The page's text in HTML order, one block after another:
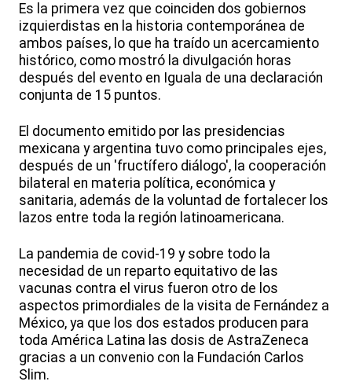
Es la primera vez que coinciden dos gobiernos
izquierdistas en la historia contemporánea de
ambos países, lo que ha traído un acercamiento
histórico, como mostró la divulgación horas
después del evento en Iguala de una declaración
conjunta de 15 puntos.
El documento emitido por las presidencias
mexicana y argentina tuvo como principales ejes,
después de un 'fructífero diálogo', la cooperación
bilateral en materia política, económica y
sanitaria, además de la voluntad de fortalecer los
lazos entre toda la región latinoamericana.
La pandemia de covid-19 y sobre todo la
necesidad de un reparto equitativo de las
vacunas contra el virus fueron otro de los
aspectos primordiales de la visita de Fernández a
México, ya que los dos estados producen para
toda América Latina las dosis de AstraZeneca
gracias a un convenio con la Fundación Carlos
Slim.